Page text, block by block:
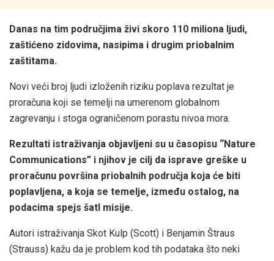
Danas na tim područjima živi skoro 110 miliona ljudi,
zaštićeno zidovima, nasipima i drugim priobalnim
zaštitama.
Novi veći broj ljudi izloženih riziku poplava rezultat je
proračuna koji se temelji na umerenom globalnom
zagrevanju i stoga ograničenom porastu nivoa mora.
Rezultati istraživanja objavljeni su u časopisu “Nature
Communications” i njihov je cilj da isprave greške u
proračunu površina priobalnih područja koja će biti
poplavljena, a koja se temelje, između ostalog, na
podacima spejs šatl misije.
Autori istraživanja Skot Kulp (Scott) i Benjamin Štraus
(Strauss) kažu da je problem kod tih podataka što neki